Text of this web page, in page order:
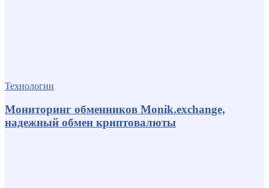
Технологии
Мониторинг обменников Monik.exchange,
надежный обмен криптовалюты